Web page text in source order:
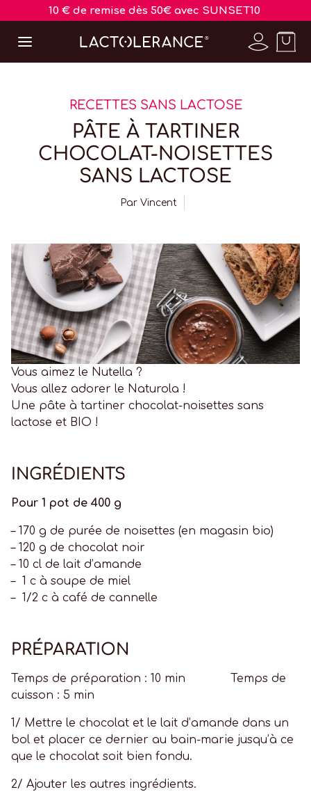
10 € de remise dès 50€ avec SUNSET10
RECETTES SANS LACTOSE
PÂTE À TARTINER
CHOCOLAT-NOISETTES
SANS LACTOSE
Par Vincent
Vous aimez le Nutella ?
Vous allez adorer le Naturola !
Une pâte à tartiner chocolat-noisettes sans
lactose et BIO !
INGRÉDIENTS
Pour 1 pot de 400 g
– 170 g de purée de noisettes (en magasin bio)
– 120 g de chocolat noir
– 10 cl de lait d’amande
– 1 c à soupe de miel
– 1/2 c à café de cannelle
PRÉPARATION
Temps de préparation : 10 min Temps de
cuisson : 5 min
1/ Mettre le chocolat et le lait d’amande dans un
bol et placer ce dernier au bain-marie jusqu’à ce
que le chocolat soit bien fondu.
2/ Ajouter les autres ingrédients.